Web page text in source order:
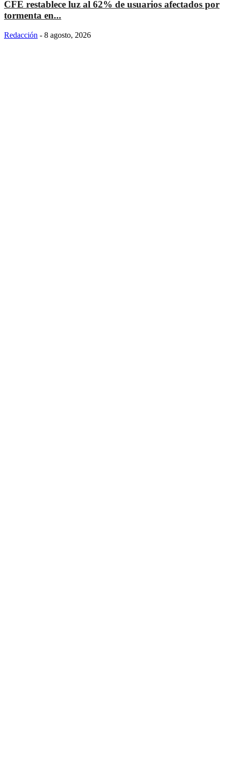
CFE restablece luz al 62% de usuarios afectados por
tormenta en...
Redacción - 8 agosto, 2026